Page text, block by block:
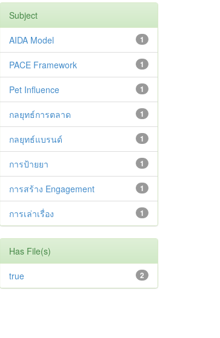
Subject
1
AIDA Model
1
PACE Framework
1
Pet Influence
1
กลยุทธ์การตลาด
1
กลยุทธ์แบรนด์
1
การป้ายยา
1
การสร้าง Engagement
1
การเล่าเรื่อง
Has File(s)
2
true